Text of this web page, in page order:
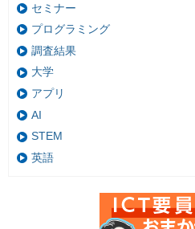
セミナー
プログラミング
調査結果
大学
アプリ
AI
STEM
英語